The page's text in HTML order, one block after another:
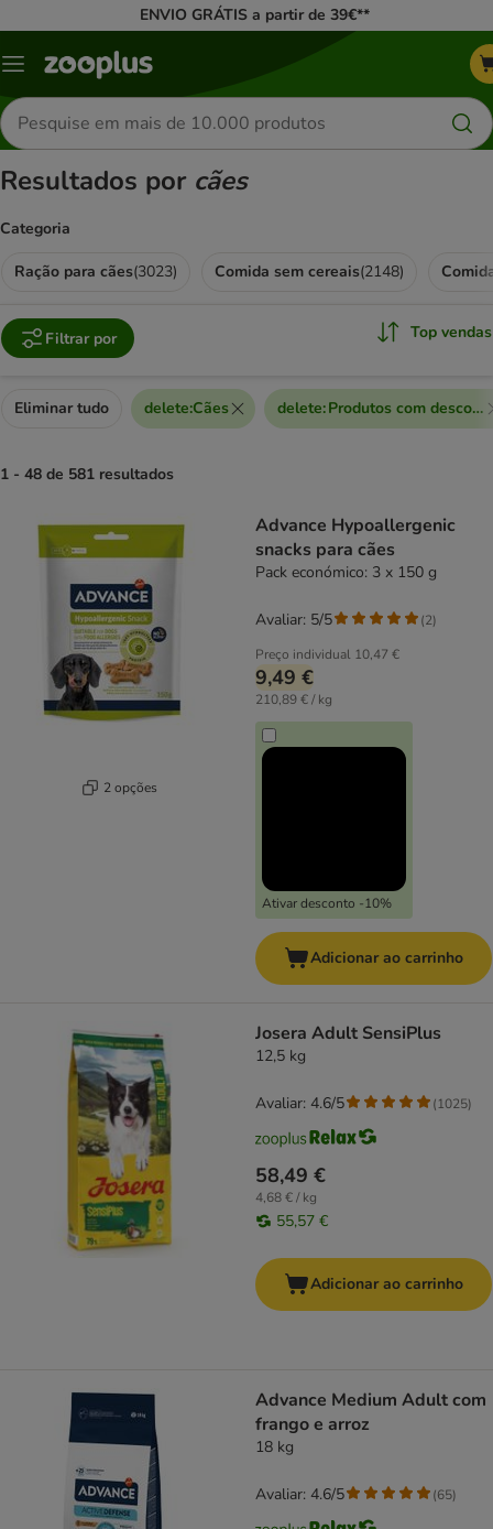
ENVIO GRÁTIS a partir de 39€**
Menu
Pesquisar
produtos
Resultados por cães
Categoria
Ração para cães(3023) Comida sem cereais(2148)
Filtrar por Top vendas
Eliminar tudo delete:Cães delete:Produtos com
1 - 48 de 581 resultados
2 opções
Advance Hypoallergenic
snacks para cães
Pack económico: 3 x 150 g
Preço individual 10,47 €
9,49 €
210,89 € / kg
Ativar desconto -10%
Avaliar: 5/5 (2)
Adicionar ao carrinho
Josera Adult SensiPlus
12,5 kg
58,49 €
4,68 € / kg
55,57 €
Avaliar: 4.6/5 (1025)
Adicionar ao carrinho
Advance Medium Adult com
frango e arroz
18 kg
Avaliar: 4.6/5 (65)